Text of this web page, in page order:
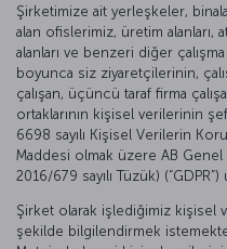
Şirketimize ait yerleşkeler,
alan ofislerimiz, üretim alanları,
alanları ve benzeri diğer
boyunca siz ziyaretçilerinin,
çalışan, üçüncü taraf firma
ortaklarının kişisel verilerinin
6698 sayılı Kişisel Verilerin
Maddesi olmak üzere AB Genel
2016/679 sayılı Tüzük)
Şirket olarak işlediğimiz kişisel
şekilde bilgilendirmek